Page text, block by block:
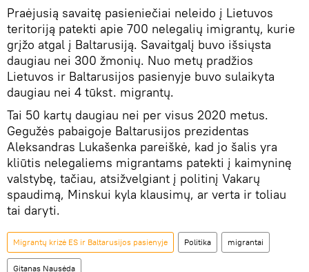
Praėjusią savaitę pasieniečiai neleido į Lietuvos
teritoriją patekti apie 700 nelegalių imigrantų, kurie
grįžo atgal į Baltarusiją. Savaitgalį buvo išsiųsta
daugiau nei 300 žmonių. Nuo metų pradžios
Lietuvos ir Baltarusijos pasienyje buvo sulaikyta
daugiau nei 4 tūkst. migrantų.
Tai 50 kartų daugiau nei per visus 2020 metus.
Gegužės pabaigoje Baltarusijos prezidentas
Aleksandras Lukašenka pareiškė, kad jo šalis yra
kliūtis nelegaliems migrantams patekti į kaimyninę
valstybę, tačiau, atsižvelgiant į politinį Vakarų
spaudimą, Minskui kyla klausimų, ar verta ir toliau
tai daryti.
Migrantų krizė ES ir Baltarusijos pasienyje Politika migrantai
Gitanas Nausėda